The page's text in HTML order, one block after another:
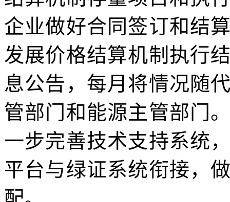
企业做好合同签订和结
发展价格结算机制执行
息公告，每月将情况随
管部门和能源主管部门
一步完善技术支持系统
平台与绿证系统衔接，